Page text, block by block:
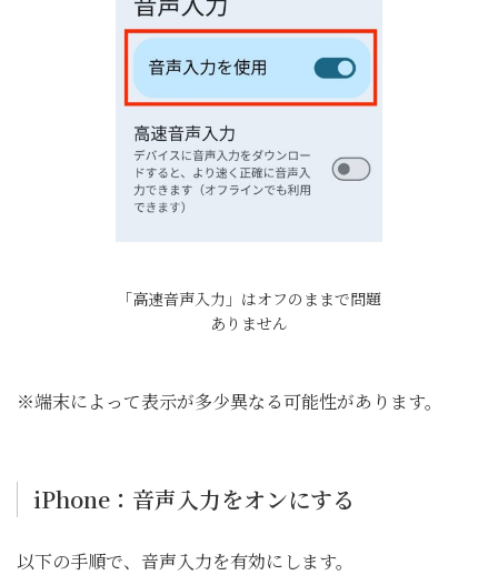
「高速音声入力」はオフのままで問題
ありません
※端末によって表示が多少異なる可能性があります。
iPhone：音声入力をオンにする
以下の手順で、音声入力を有効にします。